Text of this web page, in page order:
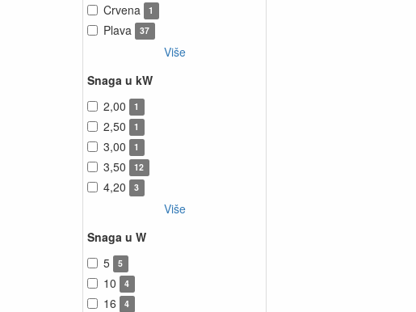
Crvena 1
Plava 37
Više
Snaga u kW
2,00
1
2,50 1
3,00 1
3,50 12
4,20 3
Više
Snaga u W
5
5
10 4
16 4